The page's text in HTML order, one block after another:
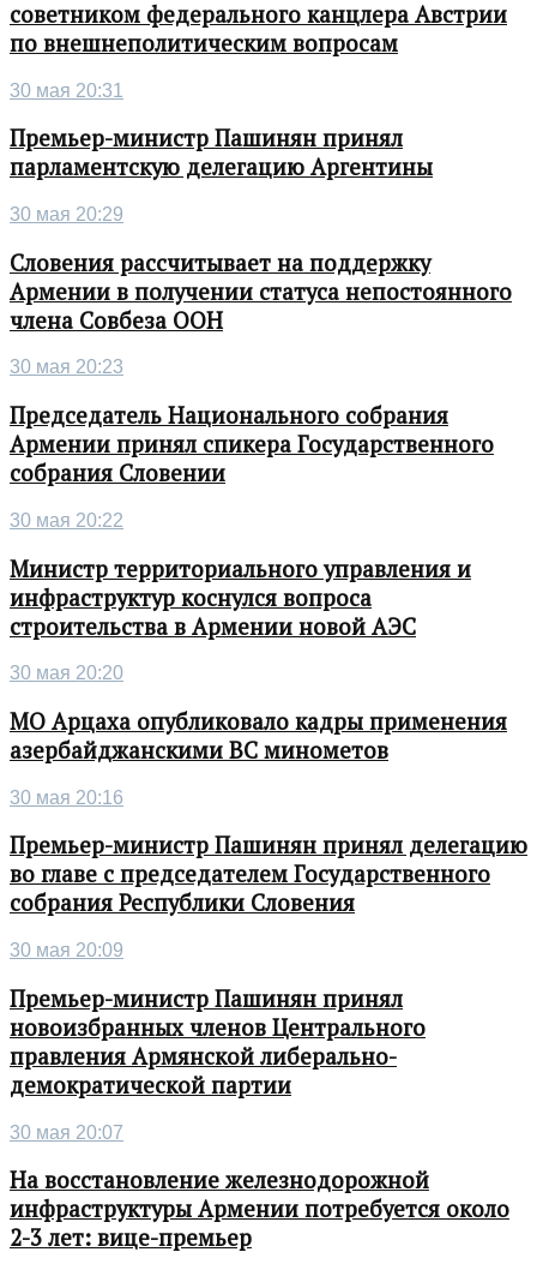
советником федерального канцлера Австрии
по внешнеполитическим вопросам
30 мая 20:31
Премьер-министр Пашинян принял
парламентскую делегацию Аргентины
30 мая 20:29
Словения рассчитывает на поддержку
Армении в получении статуса непостоянного
члена Совбеза ООН
30 мая 20:23
Председатель Национального собрания
Армении принял спикера Государственного
собрания Словении
30 мая 20:22
Министр территориального управления и
инфраструктур коснулся вопроса
строительства в Армении новой АЭС
30 мая 20:20
МО Арцаха опубликовало кадры применения
азербайджанскими ВС минометов
30 мая 20:16
Премьер-министр Пашинян принял делегацию
во главе с председателем Государственного
собрания Республики Словения
30 мая 20:09
Премьер-министр Пашинян принял
новоизбранных членов Центрального
правления Армянской либерально-
демократической партии
30 мая 20:07
На восстановление железнодорожной
инфраструктуры Армении потребуется около
2-3 лет: вице-премьер